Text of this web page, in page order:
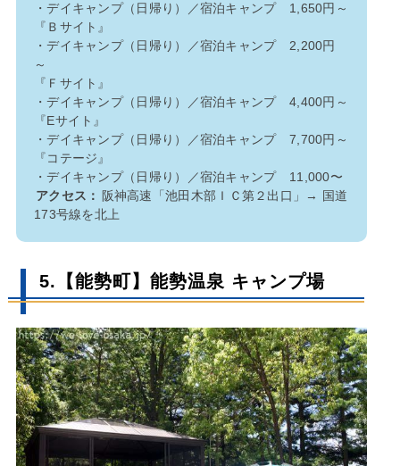
・デイキャンプ（日帰り）／宿泊キャンプ 1,650円～
『Ｂサイト』
・デイキャンプ（日帰り）／宿泊キャンプ 2,200円
～
『Ｆサイト』
・デイキャンプ（日帰り）／宿泊キャンプ 4,400円～
『Eサイト』
・デイキャンプ（日帰り）／宿泊キャンプ 7,700円～
『コテージ』
・デイキャンプ（日帰り）／宿泊キャンプ 11,000〜
アクセス：
阪神高速「池田木部ＩＣ第２出口」→ 国道
173号線を北上
5.【能勢町】能勢温泉 キャンプ場